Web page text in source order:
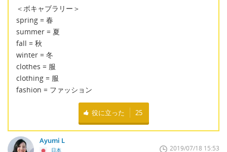
＜ボキャブラリー＞
spring = 春
summer = 夏
fall = 秋
winter = 冬
clothes = 服
clothing = 服
fashion = ファッション
役に立った 25
Ayumi L
日本 2019/07/18 15:53